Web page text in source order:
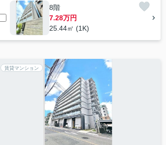
8階
7.28万円
25.44㎡ (1K)
賃貸マンション